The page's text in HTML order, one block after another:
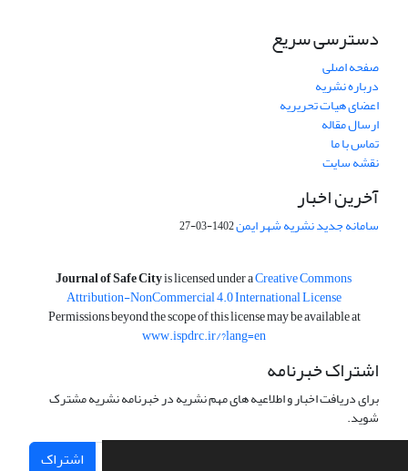
دسترسی سریع
صفحه اصلی
درباره نشریه
اعضای هیات تحریریه
ارسال مقاله
تماس با ما
نقشه سایت
آخرین اخبار
سامانه جدید نشریه شهر ایمن1402-03-27
Journal of Safe City
is licensed under aCreative Commons
Attribution-NonCommercial 4.0 International License
Permissions beyond the scope of this license may be available at
www.ispdrc.ir/?lang=en
اشتراک خبرنامه
برای دریافت اخبار و اطلاعیه های مهم نشریه در خبرنامه نشریه مشترک
شوید.
اشتراک